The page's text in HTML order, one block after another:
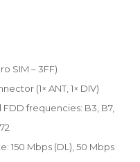
SIM – 3FF)
(1× ANT, 1× DIV)
frequencies: B3, B7,
150 Mbps (DL), 50 Mbps